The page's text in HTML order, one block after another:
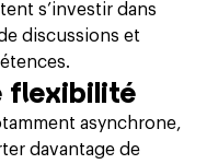
s’investir dans
discussions et
flexibilité
asynchrone,
davantage de